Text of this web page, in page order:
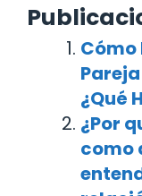
Cómo
¿Qué
¿Por
como